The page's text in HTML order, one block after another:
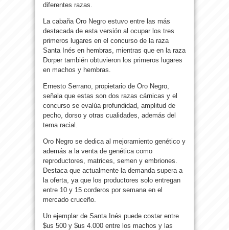
diferentes razas.
La cabaña Oro Negro estuvo entre las más
destacada de esta versión al ocupar los tres
primeros lugares en el concurso de la raza
Santa Inés en hembras, mientras que en la raza
Dorper también obtuvieron los primeros lugares
en machos y hembras.
Ernesto Serrano, propietario de Oro Negro,
señala que estas son dos razas cárnicas y el
concurso se evalúa profundidad, amplitud de
pecho, dorso y otras cualidades, además del
tema racial.
Oro Negro se dedica al mejoramiento genético y
además a la venta de genética como
reproductores, matrices, semen y embriones.
Destaca que actualmente la demanda supera a
la oferta, ya que los productores solo entregan
entre 10 y 15 corderos por semana en el
mercado cruceño.
Un ejemplar de Santa Inés puede costar entre
$us 500 y $us 4.000 entre los machos y las